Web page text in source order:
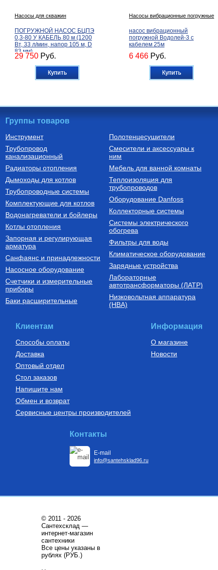
Насосы для скважин
ПОГРУЖНОЙ НАСОС БЦПЭ
0,3-80 У КАБЕЛЬ 80 м (1200
Вт, 33 л/мин, напор 105 м, D
83 мм)
29 750 Руб.
Купить
Насосы вибрационные погружные
насос вибрационный
погружной Водолей-3 с
кабелем 25м
6 466 Руб.
Купить
Бойлеры (водонагреватели
косвенного нагрева)
нагрева напольный из
нержавеющей стали STINOX F
500 л., арт.: 805F0050
127 190Руб.
Купить
Трубы из сшитого полиэтилена
Труба напорная из сшитого
полиэтилена с барьерным
слоем EVOH, тип PE-Xa
16(2.2) бухта 100 м,
VA1622.3.C.100
7 300Руб.
Котлы газовые настенные
Котел газовый настенный
одноконтурный Vitabel HF 32
63 890Руб.
Купить
Дымоходы для котлов DN 80
(традиционные)
Элемент дымохода DN80
Руб.
Купить
Бойлеры (водонагреватели
Водонагреватель косвенного
нагрева напольный из
нержавеющей стали STINOX F
200 л., арт.: 805F0020
Установки канализационные
33 170
Трубы из сшитого полиэтилена
Группы товаров
Инструмент
Трубопровод
канализационный
Радиаторы отопления
Дымоходы для котлов
Трубопроводные системы
Комплектующие для котлов
Водонагреватели и бойлеры
Котлы отопления
Запорная и регулирующая
арматура
Санфаянс и принадлежности
Насосное оборудование
Счетчики и измерительные
приборы
Баки расширительные
Полотенцесушители
Смесители и аксессуары к
ним
Мебель для ванной комнаты
Теплоизоляция для
трубопроводов
Оборудование Danfoss
Коллекторные системы
Системы электрического
обогрева
Фильтры для воды
Климатическое оборудование
Зарядные устройства
Лабораторные
автотрансформаторы (ЛАТР)
Низковольтная аппаратура
(НВА)
Клиентам
Способы оплаты
Доставка
Оптовый отдел
Стол заказов
Напишите нам
Обмен и возврат
Сервисные центры производителей
Информация
О магазине
Новости
Контакты
E-mail
info@santehsklad96.ru
© 2011 - 2026
Сантехсклад —
интернет-магазин
сантехники
Все цены указаны в
рублях (РУБ.)